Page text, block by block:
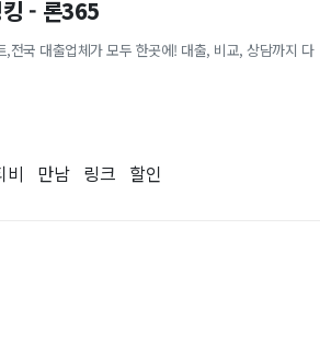
- 론365
,전국 대출업체가 모두 한곳에! 대출, 비교, 상담까지 다
비 만남 링크 할인